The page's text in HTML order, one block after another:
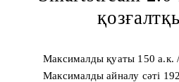
Максималды қуаты 150 а.к.
Максималды айналу сәті